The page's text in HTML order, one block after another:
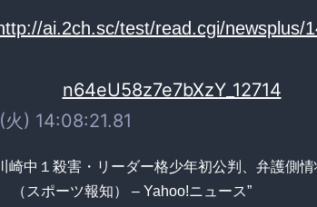
ai.2ch.sc/test/read.cgi/newsplus/
) 14:08:21.81
崎中１殺害・リーダー格少年初公判、弁護側
（スポーツ報知） – Yahoo!ニュース”